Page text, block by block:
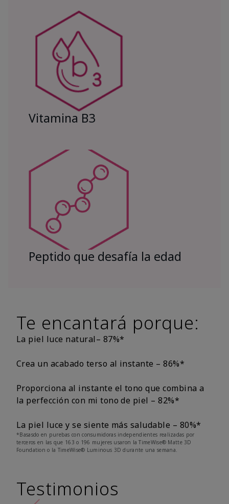
Vitamina B3
Peptido que desafía la edad
Te encantará porque:
La piel luce natural– 87%*
Crea un acabado terso al instante – 86%*
Proporciona al instante el tono que combina a
la perfección con mi tono de piel – 82%*
La piel luce y se siente más saludable – 80%*
*Basasdo en purebas con consumidoras independientes realizadas por
terceros en las que 163 o 196 mujeres usaron la TimeWise® Matte 3D
Foundation o la TimeWise® Luminous 3D durante una semana.
Testimonios